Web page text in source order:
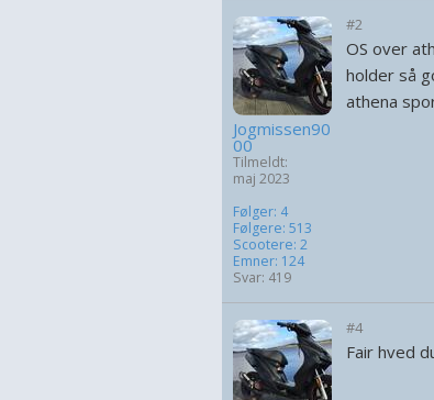
Jogmissen90
00
Tilmeldt:
maj 2023
Følger: 4
Følgere: 513
Scootere: 2
Emner: 124
Svar: 419
#2
OS over
holder så
athena
#4
Fair hved